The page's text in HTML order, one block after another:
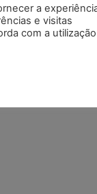
a
e visitas
com a utilização